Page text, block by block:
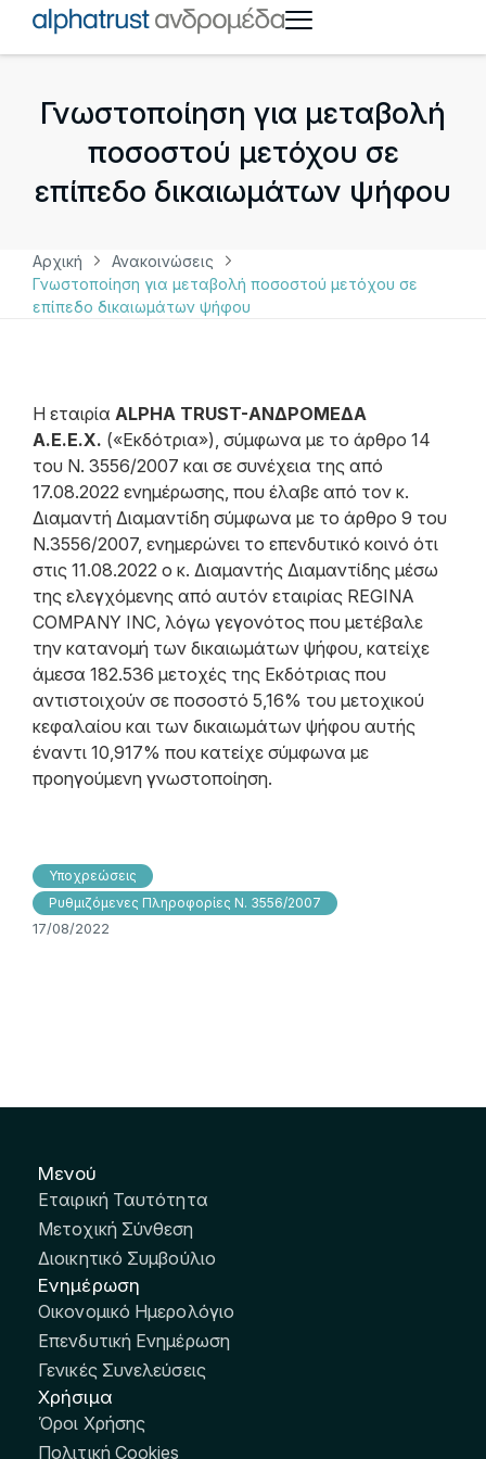
Γνωστοποίηση για μεταβολή
ποσοστού μετόχου σε
επίπεδο δικαιωμάτων ψήφου
Αρχική
Ανακοινώσεις
Γνωστοποίηση για μεταβολή ποσοστού μετόχου σε
επίπεδο δικαιωμάτων ψήφου
Η εταιρία ALPHA TRUST-ΑΝΔΡΟΜΕΔΑ
Α.Ε.Ε.Χ. («Εκδότρια»), σύμφωνα με το άρθρο 14
του Ν. 3556/2007 και σε συνέχεια της από
17.08.2022 ενημέρωσης, που έλαβε από τον κ.
Διαμαντή Διαμαντίδη σύμφωνα με το άρθρο 9 του
Ν.3556/2007, ενημερώνει το επενδυτικό κοινό ότι
στις 11.08.2022 ο κ. Διαμαντής Διαμαντίδης μέσω
της ελεγχόμενης από αυτόν εταιρίας REGINA
COMPANY INC, λόγω γεγονότος που μετέβαλε
την κατανομή των δικαιωμάτων ψήφου, κατείχε
άμεσα 182.536 μετοχές της Εκδότριας που
αντιστοιχούν σε ποσοστό 5,16% του μετοχικού
κεφαλαίου και των δικαιωμάτων ψήφου αυτής
έναντι 10,917% που κατείχε σύμφωνα με
προηγούμενη γνωστοποίηση.
Υποχρεώσεις
Ρυθμιζόμενες Πληροφορίες Ν. 3556/2007
17/08/2022
Μενού
Εταιρική Ταυτότητα
Μετοχική Σύνθεση
Διοικητικό Συμβούλιο
Ενημέρωση
Οικονομικό Ημερολόγιο
Επενδυτική Ενημέρωση
Γενικές Συνελεύσεις
Χρήσιμα
Όροι Χρήσης
Πολιτική Cookies